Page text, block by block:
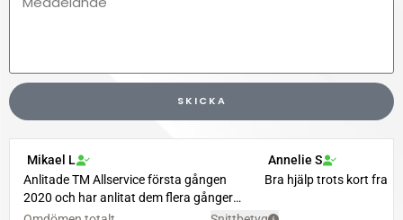
SKICKA